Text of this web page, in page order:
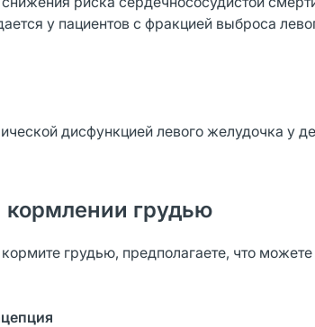
у пациентов с фракцией выброса
дисфункцией левого желудочка у
грудью
грудью, предполагаете, что